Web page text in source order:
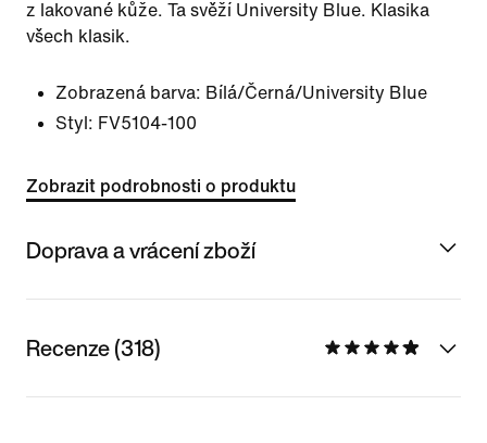
z lakované kůže. Ta svěží University Blue. Klasika
všech klasik.
Zobrazená barva: Bílá/Černá/University Blue
Styl: FV5104-100
Zobrazit podrobnosti o produktu
Doprava a vrácení zboží
Recenze (318)